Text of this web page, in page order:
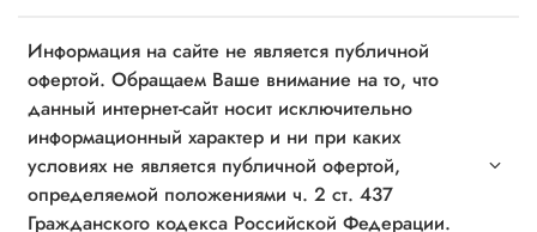
Информация на сайте не является публичной
офертой. Обращаем Ваше внимание на то, что
данный интернет-сайт носит исключительно
информационный характер и ни при каких
условиях не является публичной офертой,
определяемой положениями ч. 2 ст. 437
Гражданского кодекса Российской Федерации.